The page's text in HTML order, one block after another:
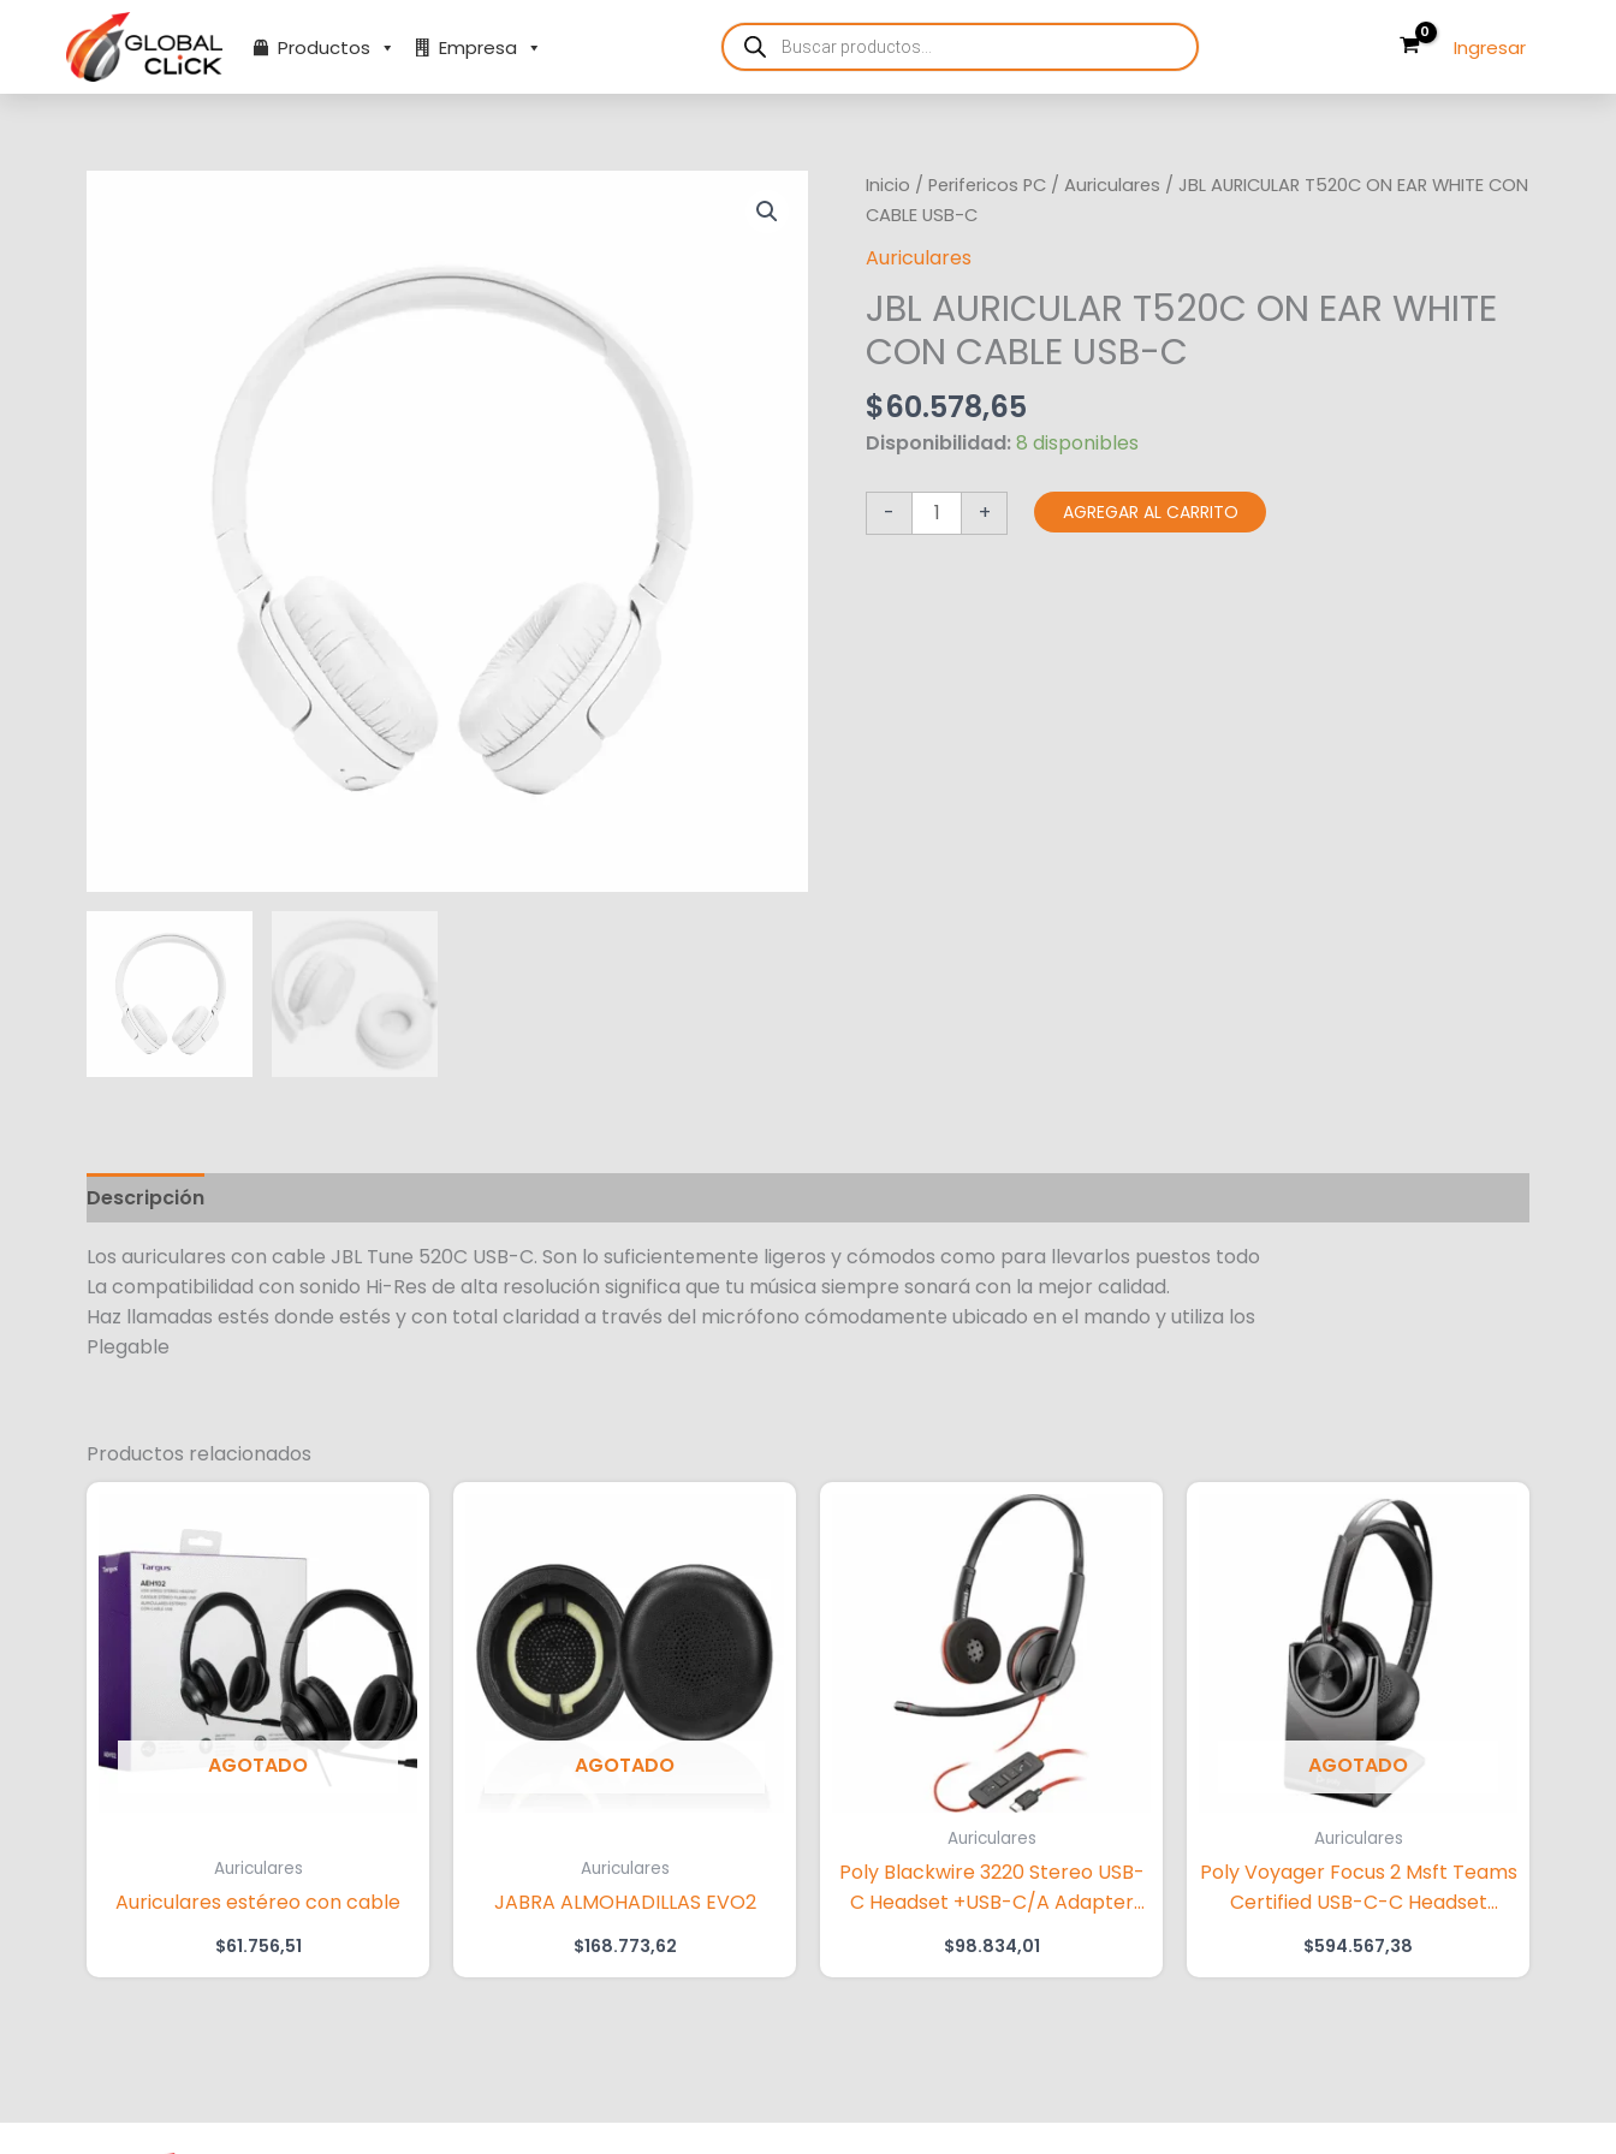
contenido
Productos Empresa
Products
search Ingresar
Inicio / Perifericos PC / Auriculares / JBL AURICULAR T520C ON EAR WHITE CON
CABLE USB-C
Auriculares
JBL AURICULAR T520C ON EAR WHITE
CON CABLE USB-C
$60.578,65
Disponibilidad:8 disponibles
-
JBL
AURICULAR
T520C
EAR
WHITE
CON
CABLE
USB-
C
cantidad
+
AGREGAR AL CARRITO
Descripción
Los auriculares con cable JBL Tune 520C USB-C. Son lo suficientemente ligeros y cómodos como para llevarlos puestos todo
La compatibilidad con sonido Hi-Res de alta resolución significa que tu música siempre sonará con la mejor calidad.
Haz llamadas estés donde estés y con total claridad a través del micrófono cómodamente ubicado en el mando y utiliza los
Plegable
Productos relacionados
AGOTADO
Auriculares
Auriculares estéreo con cable
$61.756,51
AGOTADO
Auriculares
JABRA ALMOHADILLAS EVO2
$168.773,62
Auriculares
Poly Blackwire 3220 Stereo USB-
C Headset +USB-C/A Adapter
(Bulk)
$98.834,01
AGOTADO
Auriculares
Poly Voyager Focus 2 Msft Teams
Certified USB-C-C Headset
+USB-C/A Adapter +Charging
Stand No localization
$594.567,38